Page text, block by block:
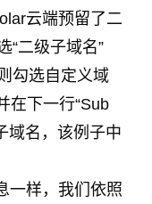
云端预留了二
“二级子域名”
勾选自定义域
在下一行“Sub
域名，该例子中
一样，我们依照